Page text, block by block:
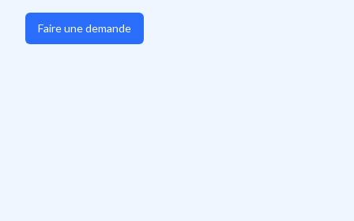
Faire une demande